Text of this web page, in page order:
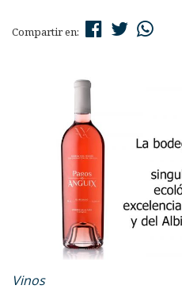
Compartir en:
Vinos